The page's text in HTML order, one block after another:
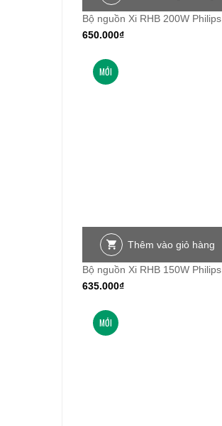
Bộ nguồn Xi RHB 200W Philips
650.000₫
MỚI
Thêm vào giỏ hàng
Bộ nguồn Xi RHB 150W Philips
635.000₫
MỚI